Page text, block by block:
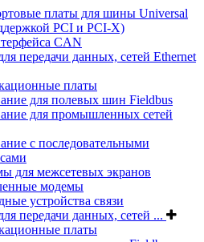
платы для шины Universal
PCI и PCI-X)
CAN
передачи данных, сетей Ethernet
платы
для полевых шин Fieldbus
для промышленных сетей
с последовательными
для межсетевых экранов
модемы
устройства связи
передачи данных, сетей ...
платы